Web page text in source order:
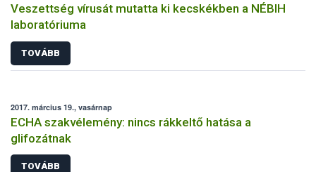
Veszettség vírusát mutatta ki kecskékben a NÉBIH
laboratóriuma
TOVÁBB
2017. március 19., vasárnap
ECHA szakvélemény: nincs rákkeltő hatása a
glifozátnak
TOVÁBB